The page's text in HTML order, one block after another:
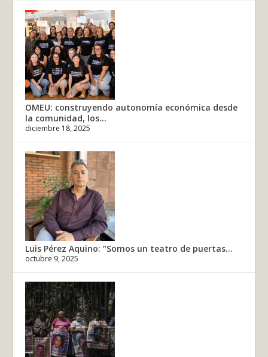
OMEU: construyendo autonomía económica desde
la comunidad, los...
diciembre 18, 2025
Luis Pérez Aquino: “Somos un teatro de puertas...
octubre 9, 2025